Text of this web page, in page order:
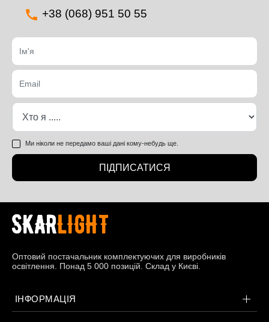
+38 (068) 951 50 55
Ми ніколи не передамо ваші дані кому-небудь ще.
ПІДПИСАТИСЯ
Оптовий постачальник комплектуючих для виробників
освітлення. Понад 5 000 позицій. Склад у Києві.
ІНФОРМАЦІЯ